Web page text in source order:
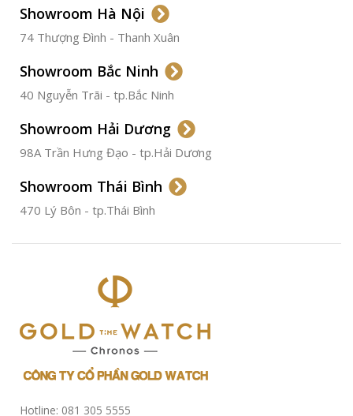
CHỐNG NƯỚC
Showroom Hà Nội
74 Thượng Đình - Thanh Xuân
Showroom Bắc Ninh
40 Nguyễn Trãi - tp.Bắc Ninh
Showroom Hải Dương
98A Trần Hưng Đạo - tp.Hải Dương
Showroom Thái Bình
470 Lý Bôn - tp.Thái Bình
Hotline: 081 305 5555